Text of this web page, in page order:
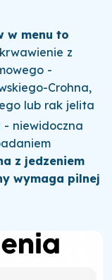
w menu to
z
-
Crohna,
lub rak jelita
niewidoczna
z jedzeniem
wymaga pilnej